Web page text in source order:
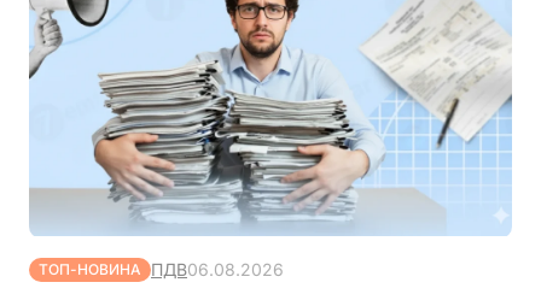
ТОП-НОВИНА ПДВ06.08.2026